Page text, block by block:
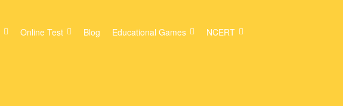
Online Test Blog Educational Games NCERT